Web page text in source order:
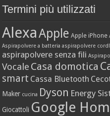
Termini più utilizzati
AlexaApple Apple iPhone
Aspirapolvere a batteria aspirapolvere
aspirapolvere senza fili
Vocale Casa domotica
smart Cassa Bluetooth
Maker cucina Dyson Energy
Giocattoli Google